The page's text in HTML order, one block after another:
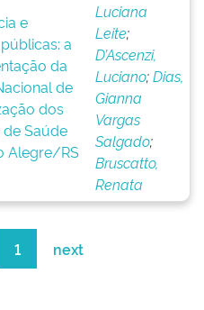
e
a
da
de
dos
Saúde
Alegre/RS
Luciana
Leite;
D’Ascenzi,
Luciano;Dias,
Gianna
Vargas
Salgado;
Bruscatto,
Renata
1 next